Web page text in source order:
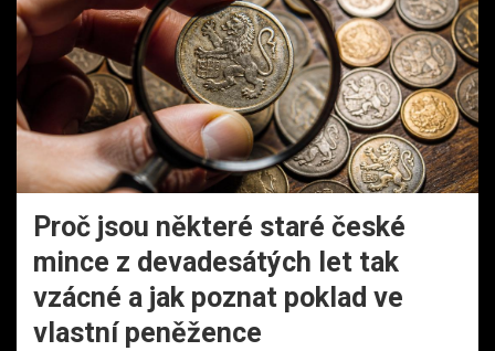
Proč jsou některé staré české
mince z devadesátých let tak
vzácné a jak poznat poklad ve
vlastní peněžence